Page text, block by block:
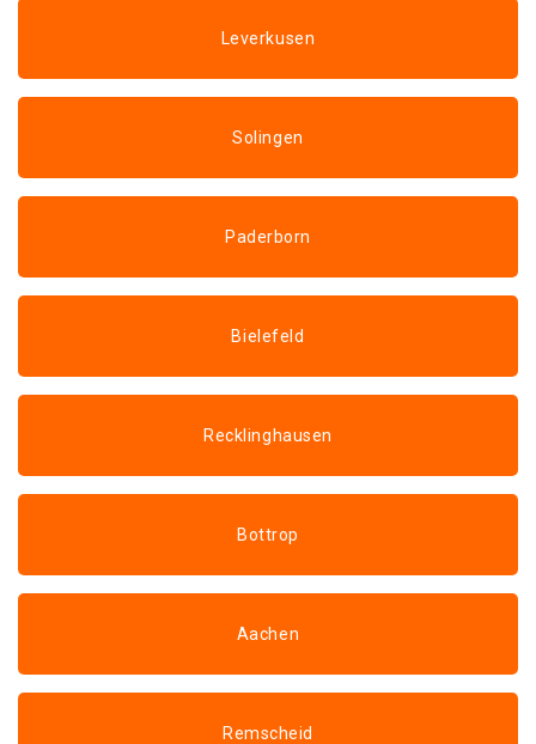
Leverkusen
Solingen
Paderborn
Bielefeld
Recklinghausen
Bottrop
Aachen
Remscheid